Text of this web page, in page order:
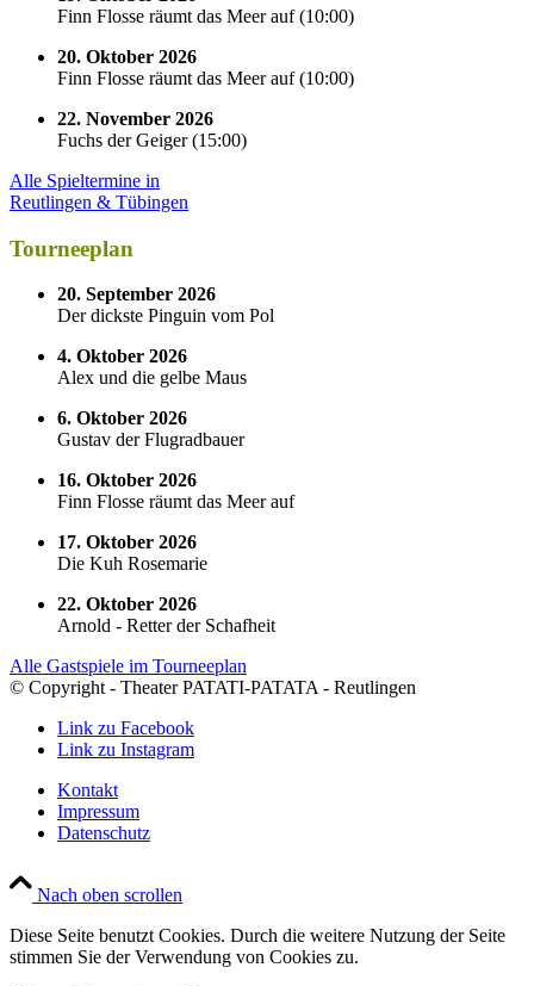
Finn Flosse räumt das Meer auf(10:00)
20. Oktober 2026
Finn Flosse räumt das Meer auf(10:00)
22. November 2026
Fuchs der Geiger(15:00)
Alle Spieltermine in
Reutlingen & Tübingen
Tourneeplan
20. September 2026
Der dickste Pinguin vom Pol
4. Oktober 2026
Alex und die gelbe Maus
6. Oktober 2026
Gustav der Flugradbauer
16. Oktober 2026
Finn Flosse räumt das Meer auf
17. Oktober 2026
Die Kuh Rosemarie
22. Oktober 2026
Arnold - Retter der Schafheit
Alle Gastspiele im Tourneeplan
© Copyright - Theater PATATI-PATATA - Reutlingen
Link zu Facebook
Link zu Instagram
Kontakt
Impressum
Datenschutz
Nach oben scrollen
Diese Seite benutzt Cookies. Durch die weitere Nutzung der Seite
stimmen Sie der Verwendung von Cookies zu.